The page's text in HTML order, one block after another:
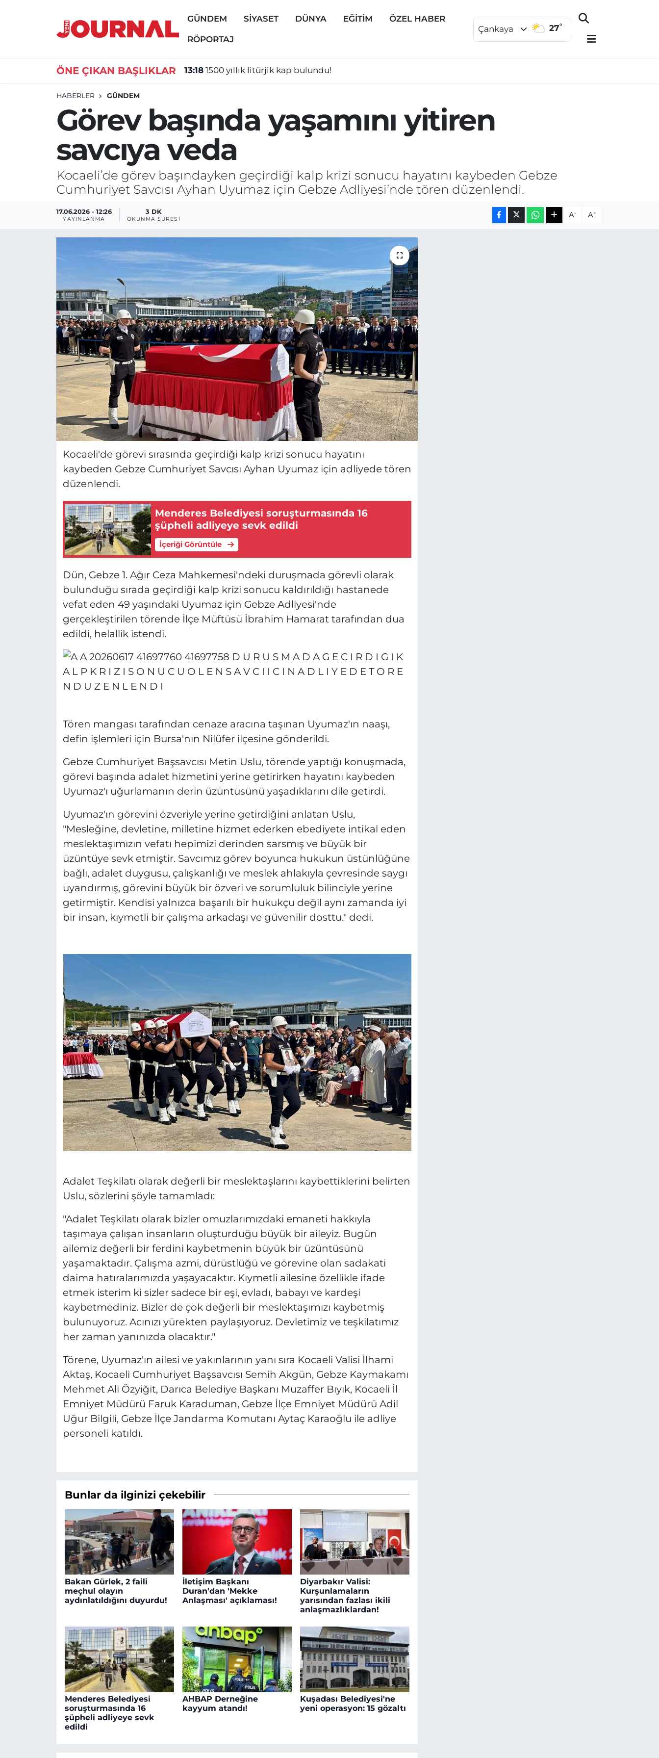
GÜNDEM SİYASET DÜNYA EĞİTİM ÖZEL HABER
RÖPORTAJ
Çankaya 27°
ÖNE ÇIKAN BAŞLIKLAR 13:18 1500 yıllık litürjik kap bulundu!
HABERLER GÜNDEM
Görev başında yaşamını yitiren
savcıya veda
Kocaeli’de görev başındayken geçirdiği kalp krizi sonucu hayatını kaybeden Gebze
Cumhuriyet Savcısı Ayhan Uyumaz için Gebze Adliyesi’nde tören düzenlendi.
17.06.2026 - 12:26
YAYINLANMA
3 DK
OKUNMA SÜRESI A- A+
Kocaeli'de görevi sırasında geçirdiği kalp krizi sonucu hayatını
kaybeden Gebze Cumhuriyet Savcısı Ayhan Uyumaz için adliyede tören
düzenlendi.
Menderes Belediyesi soruşturmasında 16
şüpheli adliyeye sevk edildi
İçeriği Görüntüle
Dün, Gebze 1. Ağır Ceza Mahkemesi'ndeki duruşmada görevli olarak
bulunduğu sırada geçirdiği kalp krizi sonucu kaldırıldığı hastanede
vefat eden 49 yaşındaki Uyumaz için Gebze Adliyesi'nde
gerçekleştirilen törende İlçe Müftüsü İbrahim Hamarat tarafından dua
edildi, helallik istendi.
Tören mangası tarafından cenaze aracına taşınan Uyumaz'ın naaşı,
defin işlemleri için Bursa'nın Nilüfer ilçesine gönderildi.
Gebze Cumhuriyet Başsavcısı Metin Uslu, törende yaptığı konuşmada,
görevi başında adalet hizmetini yerine getirirken hayatını kaybeden
Uyumaz'ı uğurlamanın derin üzüntüsünü yaşadıklarını dile getirdi.
Uyumaz'ın görevini özveriyle yerine getirdiğini anlatan Uslu,
"Mesleğine, devletine, milletine hizmet ederken ebediyete intikal eden
meslektaşımızın vefatı hepimizi derinden sarsmış ve büyük bir
üzüntüye sevk etmiştir. Savcımız görev boyunca hukukun üstünlüğüne
bağlı, adalet duygusu, çalışkanlığı ve meslek ahlakıyla çevresinde saygı
uyandırmış, görevini büyük bir özveri ve sorumluluk bilinciyle yerine
getirmiştir. Kendisi yalnızca başarılı bir hukukçu değil aynı zamanda iyi
bir insan, kıymetli bir çalışma arkadaşı ve güvenilir dosttu." dedi.
Adalet Teşkilatı olarak değerli bir meslektaşlarını kaybettiklerini belirten
Uslu, sözlerini şöyle tamamladı:
"Adalet Teşkilatı olarak bizler omuzlarımızdaki emaneti hakkıyla
taşımaya çalışan insanların oluşturduğu büyük bir aileyiz. Bugün
ailemiz değerli bir ferdini kaybetmenin büyük bir üzüntüsünü
yaşamaktadır. Çalışma azmi, dürüstlüğü ve görevine olan sadakati
daima hatıralarımızda yaşayacaktır. Kıymetli ailesine özellikle ifade
etmek isterim ki sizler sadece bir eşi, evladı, babayı ve kardeşi
kaybetmediniz. Bizler de çok değerli bir meslektaşımızı kaybetmiş
bulunuyoruz. Acınızı yürekten paylaşıyoruz. Devletimiz ve teşkilatımız
her zaman yanınızda olacaktır."
Törene, Uyumaz'ın ailesi ve yakınlarının yanı sıra Kocaeli Valisi İlhami
Aktaş, Kocaeli Cumhuriyet Başsavcısı Semih Akgün, Gebze Kaymakamı
Mehmet Ali Özyiğit, Darıca Belediye Başkanı Muzaffer Bıyık, Kocaeli İl
Emniyet Müdürü Faruk Karaduman, Gebze İlçe Emniyet Müdürü Adil
Uğur Bilgili, Gebze İlçe Jandarma Komutanı Aytaç Karaoğlu ile adliye
personeli katıldı.
Bunlar da ilginizi çekebilir
Bakan Gürlek, 2 faili
meçhul olayın
aydınlatıldığını duyurdu!
İletişim Başkanı
Duran'dan 'Mekke
Anlaşması' açıklaması!
Diyarbakır Valisi:
Kurşunlamaların
yarısından fazlası ikili
anlaşmazlıklardan!
Menderes Belediyesi
soruşturmasında 16
şüpheli adliyeye sevk
edildi
AHBAP Derneğine
kayyum atandı!
Kuşadası Belediyesi'ne
yeni operasyon: 15 gözaltı
GÜNDEM
DÜNYA
ÖZEL HABER
Nöbetçi Eczaneler
Süper Lig Puan Durumu ve Fikstür
Son Dakika Haberleri
Haber Arşivi